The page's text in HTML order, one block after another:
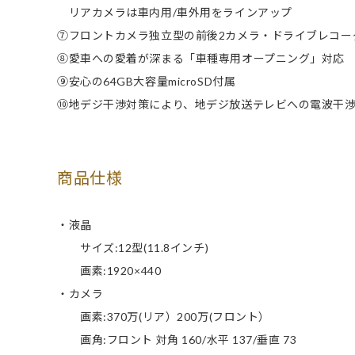
リアカメラは車内用/車外用をラインアップ
⑦フロントカメラ独立型の前後2カメラ・ドライブレコー
⑧愛車への愛着が深まる「車種専用オープニング」対応
⑨安心の64GB大容量microSD付属
⑩地デジ干渉対策により、地デジ放送テレビへの電波干
商品仕様
・液晶
サイズ:12型(11.8インチ)
画素:1920×440
・カメラ
画素:370万(リア）200万(フロント）
画角:フロント 対角 160/水平 137/垂直 73